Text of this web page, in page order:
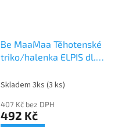
Be MaaMaa Těhotenské
triko/halenka ELPIS dl.
Skladem 3ks (3 ks)
407 Kč bez DPH
492 Kč